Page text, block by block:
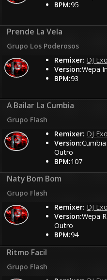
BPM:95
Prende La Vela
Grupo Los Poderosos
Remixer: DJ
Version:Wepa
BPM:93
A Bailar La Cumbia
Grupo Flash
Remixer: DJ
Version:
Outro
BPM:107
Naty Bom Bom
Grupo Flash
Remixer: DJ
Version:Wepa
Outro
BPM:94
Ritmo Facil
Grupo Flash